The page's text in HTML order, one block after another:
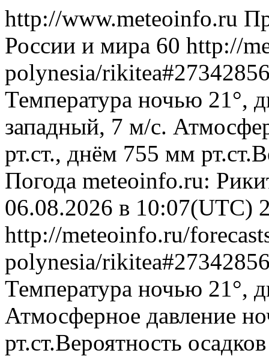
http://www.meteoinfo.ru
России и мира 60 http://
polynesia/
Температура ночью 21°,
западный, 7 м/с.
рт.ст., днём 755 мм
Погода meteoinfo.ru:
06.08.2026 в 10:07(UTC)
http://meteoinfo.ru/
polynesia/
Температура ночью 21°,
Атмосферное давление
рт.ст.Вероятность